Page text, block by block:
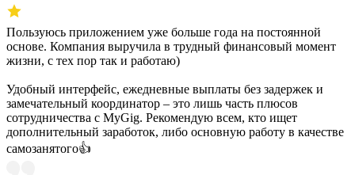
Пользуюсь приложением уже больше года на постоянной
основе. Компания выручила в трудный финансовый момент
жизни, с тех пор так и работаю)
Удобный интерфейс, ежедневные выплаты без задержек и
замечательный координатор – это лишь часть плюсов
сотрудничества с MyGig. Рекомендую всем, кто ищет
дополнительный заработок, либо основную работу в качестве
самозанятого👍